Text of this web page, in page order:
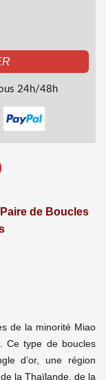
24h/48h
de Boucles
de la minorité Miao
Ce type de boucles
d’or, une région
la Thaïlande, de la